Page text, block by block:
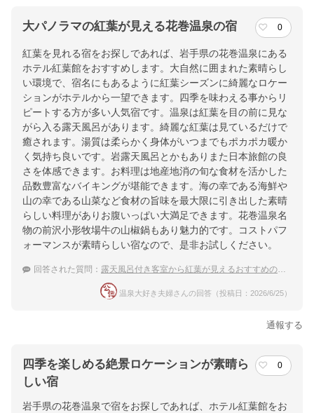
大パノラマの紅葉が見える花巻温泉の宿 0
紅葉を見れる宿をお探しであれば、岩手県の花巻温泉にある
ホテル紅葉館をおすすめします。大自然に囲まれた素晴らし
い環境で、宿名にもあるように紅葉シーズンに綺麗なロケー
ションがホテルから一望できます。四季を味わえる事からリ
ピートする方が多い人気宿です。温泉は紅葉を目の前に見な
がら入る露天風呂があります。綺麗な紅葉は見ているだけで
癒されます。湯質は柔らかく身体がいつまでもポカポカ暖か
く気持ち良いです。岩露天風呂とかもありまた日本旅館の良
さを体感できます。お料理は地産地消の旬な食材を活かした
品数豊富なバイキングが堪能できます。海の幸である海鮮や
山の幸である山菜など食材の旨味を最大限に引き出した素晴
らしい料理がありお腹いっぱい大満足できます。花巻温泉名
物の前沢小形牧場牛の山椒鍋もあり魅力的です。コストパフ
ォーマンスが素晴らしい宿なので、是非お試しください。
回答された質問： 露天風呂付き客室から紅葉が見えるおすすめの温泉宿
温泉大好き夫婦さんの回答（投稿日：2026/6/25）
通報する
四季を楽しめる絶景ロケーションが素晴ら
しい宿
0
岩手県の花巻温泉で宿をお探しであれば、ホテル紅葉館をお